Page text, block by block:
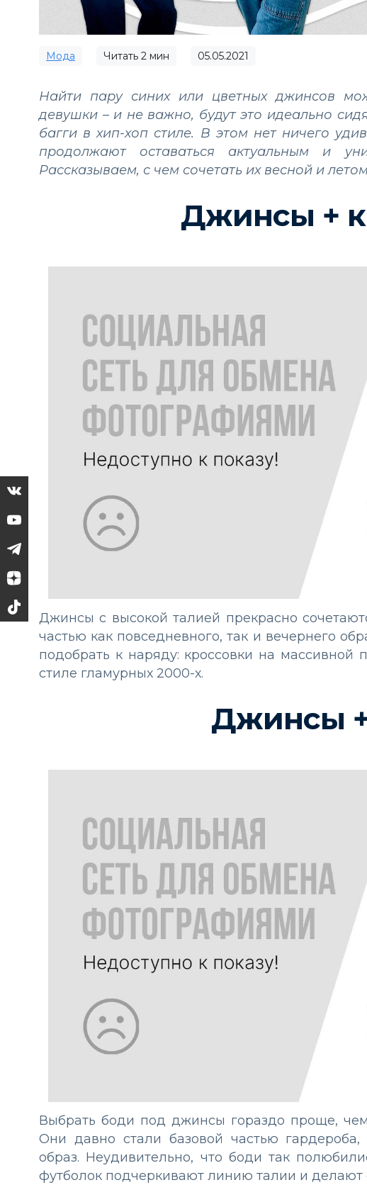
Мода Читать 2 мин 05.05.2021
Найти пару синих или цветных джинсов
девушки – и не важно, будут это идеально
багги в хип-хоп стиле. В этом нет ничего
продолжают оставаться актуальным и
Рассказываем, с чем сочетать их весной и
Джинсы +
Джинсы с высокой талией прекрасно
частью как повседневного, так и вечернего
подобрать к наряду: кроссовки на
стиле гламурных 2000-х.
Джинсы
Выбрать боди под джинсы гораздо проще,
Они давно стали базовой частью
образ. Неудивительно, что боди так
футболок подчеркивают линию талии и делают